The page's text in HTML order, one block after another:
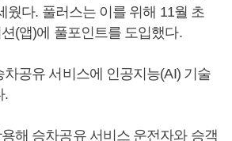
웠다. 풀러스는 이를 위해 11월 초
(앱)에 풀포인트를 도입했다.
공유 서비스에 인공지능(AI) 기술
.
해 승차공유 서비스 운전자와 승객